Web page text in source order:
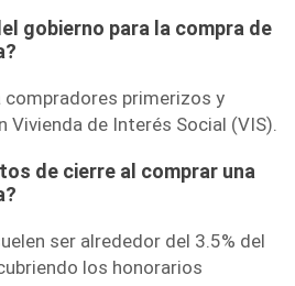
gobierno para la compra de
compradores primerizos y
Vivienda de Interés Social (VIS).
de cierre al comprar una
ser alrededor del 3.5% del
los honorarios